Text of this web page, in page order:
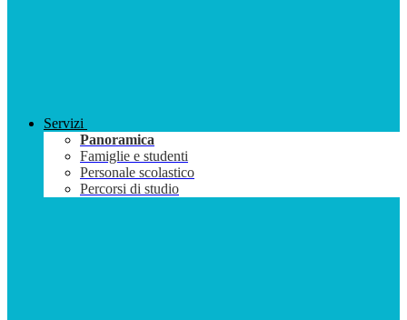
Servizi
Panoramica
Famiglie e studenti
Personale scolastico
Percorsi di studio